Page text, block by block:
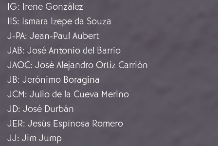
IG: Irene González
IIS: Ismara Izepe da Souza
J-PA: Jean-Paul Aubert
JAB: José Antonio del Barrio
JAOC: José Alejandro Ortiz Carrión
JB: Jerónimo Boragina
JCM: Julio de la Cueva Merino
JD: José Durbán
JER: Jesús Espìnosa Romero
JJ: Jim Jump